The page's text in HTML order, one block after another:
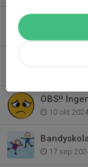
Inget
OBS!!
10 okt 2024
17 sep